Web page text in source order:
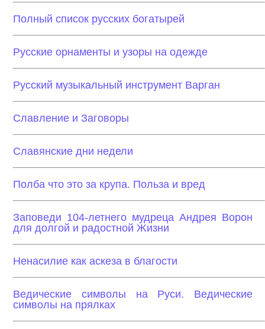
Полный список русских богатырей
Русские орнаменты и узоры на одежде
Русский музыкальный инструмент Варган
Славление и Заговоры
Славянские дни недели
Полба что это за крупа. Польза и вред
Заповеди 104-летнего мудреца Андрея Ворон
для долгой и радостной Жизни
Ненасилие как аскеза в благости
Ведические символы на Руси. Ведические
символы на прялках